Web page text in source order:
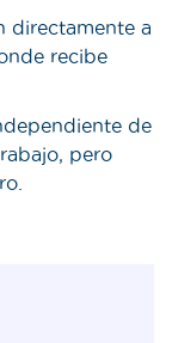
directamente a
recibe
de
pero